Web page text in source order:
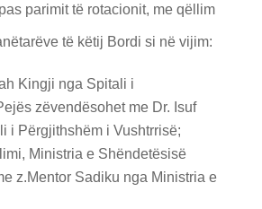
parimit të rotacionit, me qëllim
të këtij Bordi si në vijim:
Kingji nga Spitali i
zëvendësohet me Dr. Isuf
i Përgjithshëm i Vushtrrisë;
Ministria e Shëndetësisë
z.Mentor Sadiku nga Ministria e